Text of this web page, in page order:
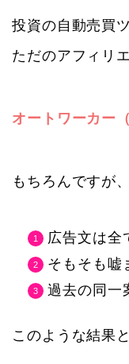
投資の自動売買
ただのアフィリ
オートワーカー
もちろんですが
広告文は全
そもそも嘘
過去の同一
このような結果